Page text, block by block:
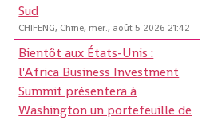
Sud
CHIFENG, Chine, mer., août 5 2026 21:42
Bientôt aux États-Unis :
l'Africa Business Investment
Summit présentera à
Washington un portefeuille de